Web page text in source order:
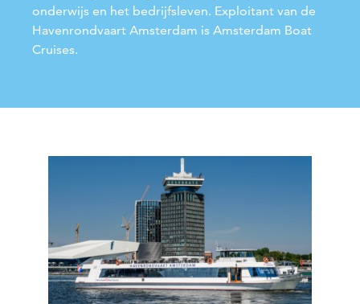
onderwijs en het bedrijfsleven. Exploitant van de
Havenrondvaart Amsterdam is Amsterdam Boat
Cruises.